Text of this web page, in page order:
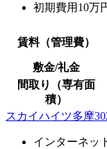
初期費用10万
賃料（管理費）
敷金/礼金
間取り（専有面
積）
スカイハイツ多摩
インターネッ